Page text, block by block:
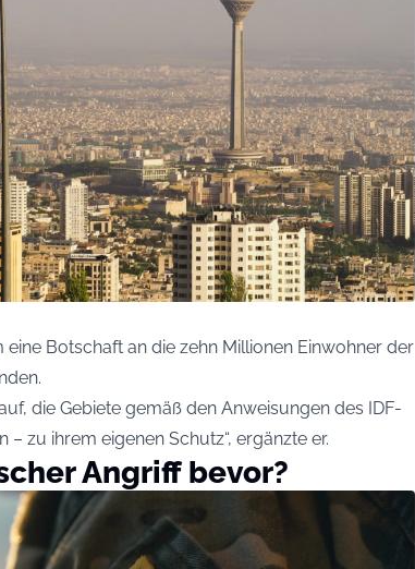
Botschaft an die zehn Millionen Einwohner der
die Gebiete gemäß den Anweisungen des IDF-
zu ihrem eigenen Schutz“, ergänzte er.
Angriff bevor?